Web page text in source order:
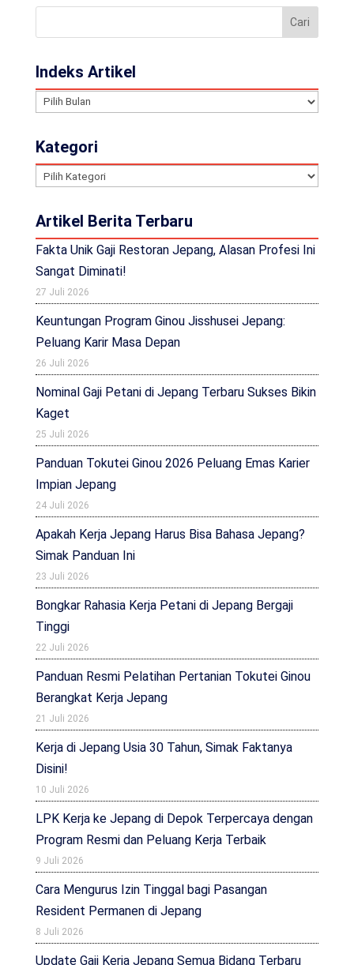
Indeks Artikel
Indeks
Kategori
Kategori
Artikel Berita Terbaru
Fakta Unik Gaji Restoran Jepang, Alasan Profesi Ini
Sangat Diminati!
27 Juli 2026
Keuntungan Program Ginou Jisshusei Jepang:
Peluang Karir Masa Depan
26 Juli 2026
Nominal Gaji Petani di Jepang Terbaru Sukses Bikin
Kaget
25 Juli 2026
Panduan Tokutei Ginou 2026 Peluang Emas Karier
Impian Jepang
24 Juli 2026
Apakah Kerja Jepang Harus Bisa Bahasa Jepang?
Simak Panduan Ini
23 Juli 2026
Bongkar Rahasia Kerja Petani di Jepang Bergaji
Tinggi
22 Juli 2026
Panduan Resmi Pelatihan Pertanian Tokutei Ginou
Berangkat Kerja Jepang
21 Juli 2026
Kerja di Jepang Usia 30 Tahun, Simak Faktanya
Disini!
10 Juli 2026
LPK Kerja ke Jepang di Depok Terpercaya dengan
Program Resmi dan Peluang Kerja Terbaik
9 Juli 2026
Cara Mengurus Izin Tinggal bagi Pasangan
Resident Permanen di Jepang
8 Juli 2026
Update Gaji Kerja Jepang Semua Bidang Terbaru